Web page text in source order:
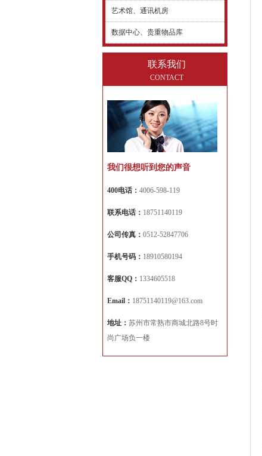
艺术馆、通讯机房
数据中心、贵重物品库
联系我们
CONTACT
我们很想听到您的声音
400电话： 4006-598-119
联系电话： 18751140119
公司传真： 0512-52847706
手机号码： 18910580194
客服QQ： 1334605518
Email： 18751140119@163.com
地址： 苏州市常熟市商城北路8号时
尚广场负一楼